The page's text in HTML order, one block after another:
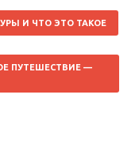
И ЧТО ЭТО ТАКОЕ
ПУТЕШЕСТВИЕ —